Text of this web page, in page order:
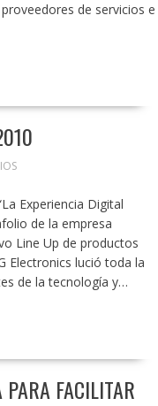
de servicios e
Experiencia Digital
de la empresa
Line Up de productos
Electronics lució toda la
de la tecnología y…
FACILITAR